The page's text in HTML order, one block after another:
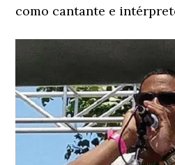
como cantante e